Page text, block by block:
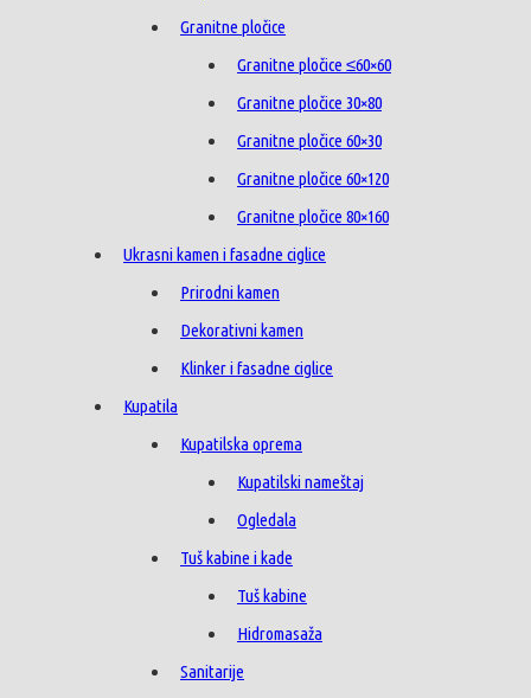
Granitne pločice
Granitne pločice ≤60×60
Granitne pločice 30×80
Granitne pločice 60×30
Granitne pločice 60×120
Granitne pločice 80×160
Ukrasni kamen i fasadne ciglice
Prirodni kamen
Dekorativni kamen
Klinker i fasadne ciglice
Kupatila
Kupatilska oprema
Kupatilski nameštaj
Ogledala
Tuš kabine i kade
Tuš kabine
Hidromasaža
Sanitarije